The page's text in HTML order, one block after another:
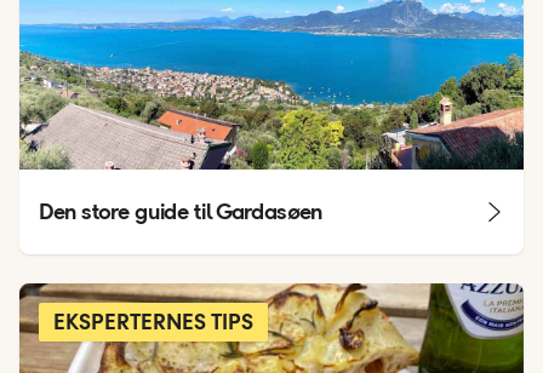
Den store guide til Gardasøen
EKSPERTERNES TIPS